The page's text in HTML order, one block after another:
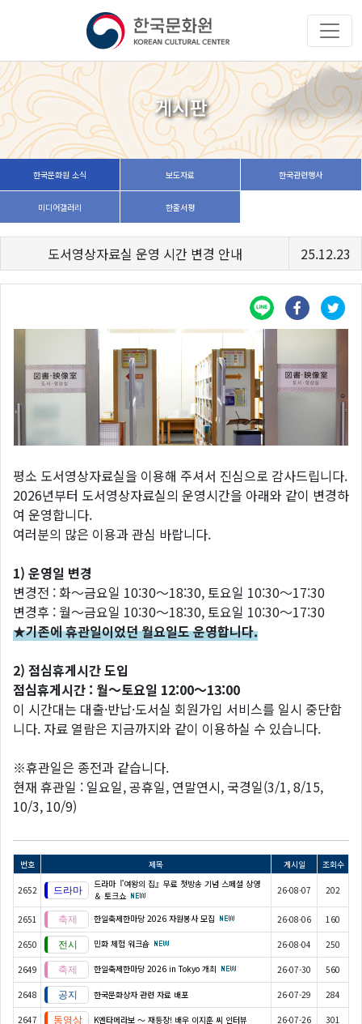
게시판
한국문화원 소식 보도자료 한국관련행사
미디어갤러리 한줄서평
도서영상자료실 운영 시간 변경 안내 25.12.23
평소 도서영상자료실을 이용해 주셔서 진심으로 감사드립니다.
2026년부터 도서영상자료실의 운영시간을 아래와 같이 변경하
여 운영합니다.
여러분의 많은 이용과 관심 바랍니다.
1) 운영일 변경
변경전 : 화～금요일 10:30～18:30, 토요일 10:30～17:30
변경후 : 월～금요일 10:30～18:30, 토요일 10:30～17:30
★기존에 휴관일이었던 월요일도 운영합니다.
2) 점심휴게시간 도입
점심휴게시간 : 월～토요일 12:00～13:00
이 시간대는 대출·반납·도서실 회원가입 서비스를 일시 중단합
니다. 자료 열람은 지금까지와 같이 이용하실 수 있습니다.
※휴관일은 종전과 같습니다.
현재 휴관일 : 일요일, 공휴일, 연말연시, 국경일(3/1, 8/15,
10/3, 10/9)
번호 제목 게시일 조회수
2652
드라마『여왕의 집』무료 첫방송 기념 스페셜 상영
＆ 토크쇼
26-08-07 202
2651 한일축제한마당 2026 자원봉사 모집 26-08-06 160
2650 민화 체험 워크숍 26-08-04 250
2649 한일축제한마당 2026 in Tokyo 개최 26-07-30 560
2648 한국문화상자 관련 자료 배포 26-07-29 284
2647 K엔타메라보 ～ 재등장! 배우 이지훈 씨 인터뷰 26-07-26 301